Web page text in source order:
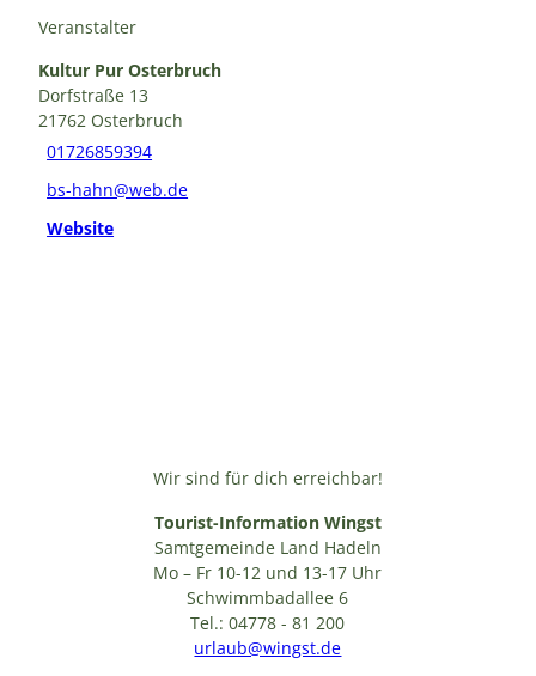
Veranstalter
Kultur Pur Osterbruch
Dorfstraße 13
21762 Osterbruch
01726859394
bs-hahn@web.de
Website
Wir sind für dich erreichbar!
Tourist-Information Wingst
Samtgemeinde Land Hadeln
Mo – Fr 10-12 und 13-17 Uhr
Schwimmbadallee 6
Tel.: 04778 - 81 200
urlaub@wingst.de